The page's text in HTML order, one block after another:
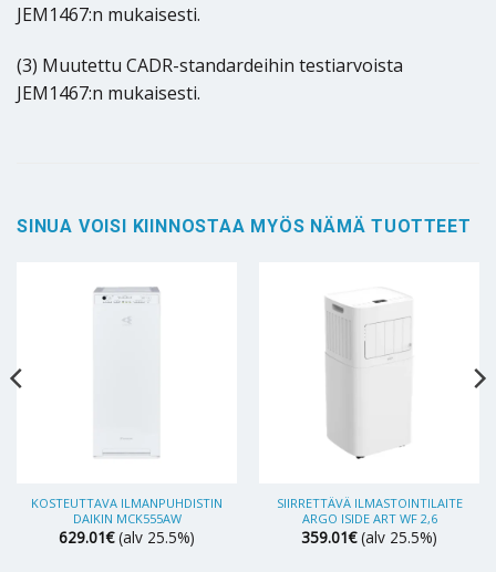
JEM1467:n mukaisesti.
(3) Muutettu CADR-standardeihin testiarvoista
JEM1467:n mukaisesti.
SINUA VOISI KIINNOSTAA MYÖS NÄMÄ TUOTTEET
KOSTEUTTAVA ILMANPUHDISTIN
DAIKIN MCK555AW
629.01€ (alv 25.5%)
SIIRRETTÄVÄ ILMASTOINTILAITE
ARGO ISIDE ART WF 2,6
359.01€ (alv 25.5%)